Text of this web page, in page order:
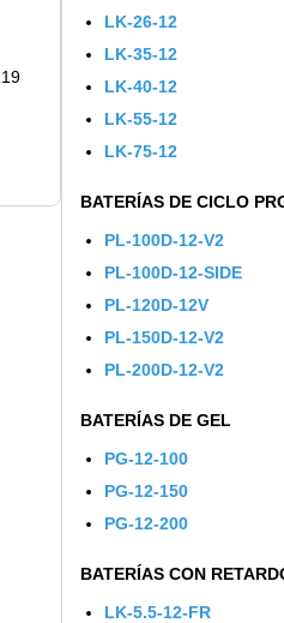
LK-26-12
LK-35-12
LK-40-12
LK-55-12
LK-75-12
BATERÍAS DE CICLO
PL-100D-12-V2
PL-100D-12-SIDE
PL-120D-12V
PL-150D-12-V2
PL-200D-12-V2
BATERÍAS DE GEL
PG-12-100
PG-12-150
PG-12-200
BATERÍAS CON
LK-5.5-12-FR